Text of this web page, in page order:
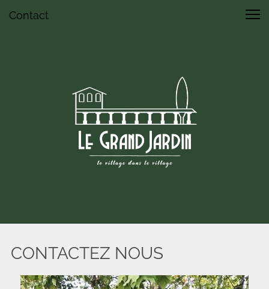
Contact
CONTACTEZ NOUS